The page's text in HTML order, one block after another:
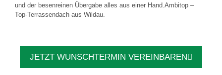
und der besenreinen Übergabe alles aus einer Hand.Ambitop –
Top-Terrassendach aus Wildau.
JETZT WUNSCHTERMIN VEREINBAREN